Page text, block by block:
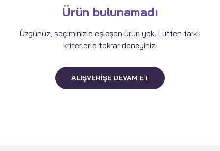
Ürün bulunamadı
Üzgünüz, seçiminizle eşleşen ürün yok. Lütfen farklı
kriterlerle tekrar deneyiniz.
ALIŞVERIŞE DEVAM ET